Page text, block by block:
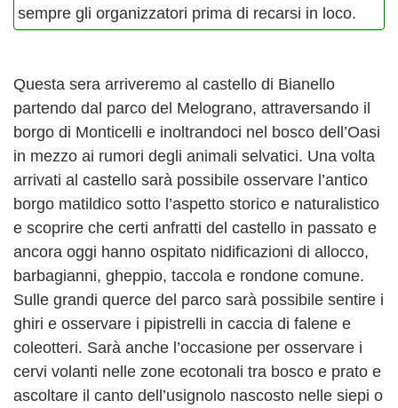
sempre gli organizzatori prima di recarsi in loco.
Questa sera arriveremo al castello di Bianello
partendo dal parco del Melograno, attraversando il
borgo di Monticelli e inoltrandoci nel bosco dell’Oasi
in mezzo ai rumori degli animali selvatici. Una volta
arrivati al castello sarà possibile osservare l’antico
borgo matildico sotto l’aspetto storico e naturalistico
e scoprire che certi anfratti del castello in passato e
ancora oggi hanno ospitato nidificazioni di allocco,
barbagianni, gheppio, taccola e rondone comune.
Sulle grandi querce del parco sarà possibile sentire i
ghiri e osservare i pipistrelli in caccia di falene e
coleotteri. Sarà anche l’occasione per osservare i
cervi volanti nelle zone ecotonali tra bosco e prato e
ascoltare il canto dell’usignolo nascosto nelle siepi o